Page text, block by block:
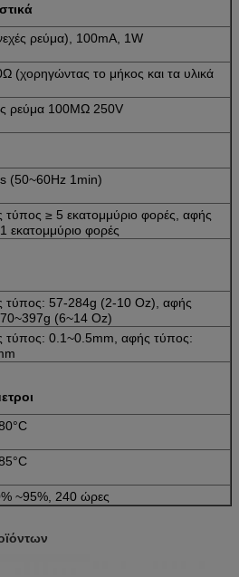
ρεύμα), 100mA, 1W
(χορηγώντας το μήκος και τα υλικά
ρεύμα 100MΩ 250V
(50~60Hz 1min)
τύπος ≥ 5 εκατομμύριο φορές, αφής
εκατομμύριο φορές
τύπος: 57-284g (2-10 Oz), αφής
(6~14 Oz)
τύπος: 0.1~0.5mm, αφής τύπος:
~95%, 240 ώρες